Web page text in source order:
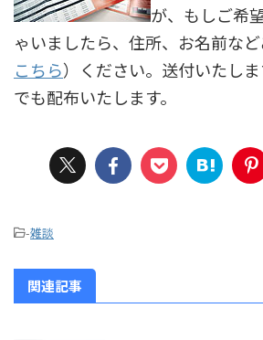
が、もしご希
ゃいましたら、住所、お名前な
こちら）ください。送付いたし
でも配布いたします。
-雑談
関連記事